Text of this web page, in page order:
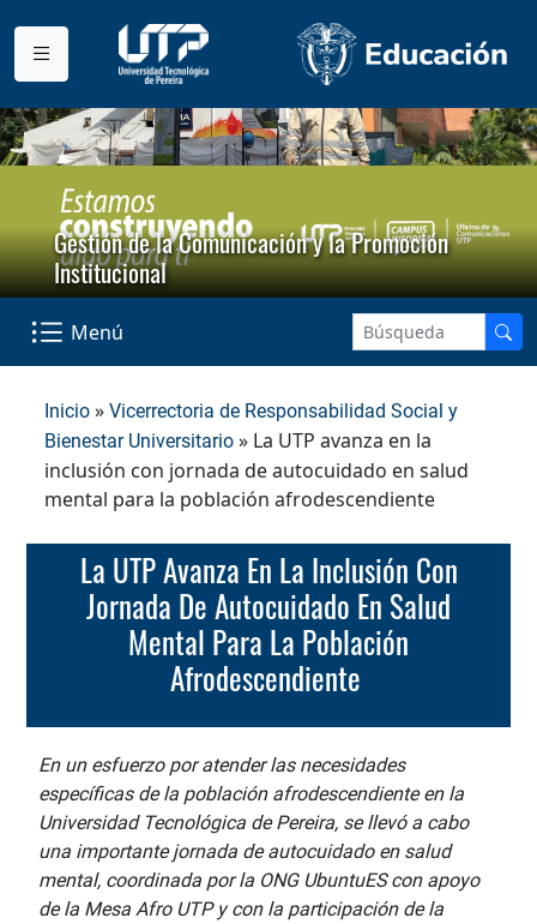
Gestión de la Comunicación y la Promoción
Institucional
Menú
Inicio » Vicerrectoria de Responsabilidad Social y
Bienestar Universitario » La UTP avanza en la
inclusión con jornada de autocuidado en salud
mental para la población afrodescendiente
La UTP Avanza En La Inclusión Con
Jornada De Autocuidado En Salud
Mental Para La Población
Afrodescendiente
En un esfuerzo por atender las necesidades
específicas de la población afrodescendiente en la
Universidad Tecnológica de Pereira, se llevó a cabo
una importante jornada de autocuidado en salud
mental, coordinada por la ONG UbuntuES con apoyo
de la Mesa Afro UTP y con la participación de la